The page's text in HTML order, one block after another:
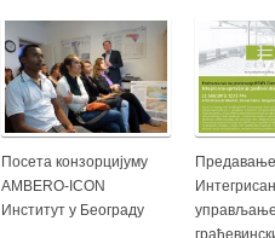
Посета конзорцијуму
AMBERO-ICON
Институт у Београду
управљање